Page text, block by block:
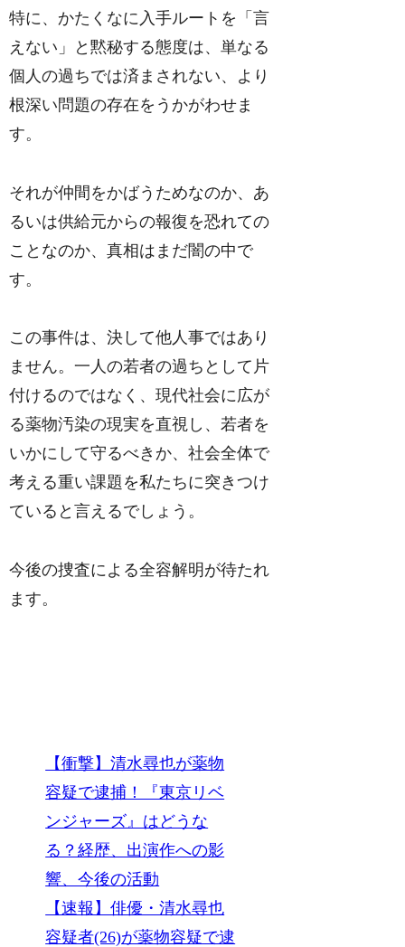
特に、かたくなに入手ルートを「言
えない」と黙秘する態度は、単なる
個人の過ちでは済まされない、より
根深い問題の存在をうかがわせま
す。
それが仲間をかばうためなのか、あ
るいは供給元からの報復を恐れての
ことなのか、真相はまだ闇の中で
す。
この事件は、決して他人事ではあり
ません。一人の若者の過ちとして片
付けるのではなく、現代社会に広が
る薬物汚染の現実を直視し、若者を
いかにして守るべきか、社会全体で
考える重い課題を私たちに突きつけ
ていると言えるでしょう。
今後の捜査による全容解明が待たれ
ます。
【衝撃】清水尋也が薬物
容疑で逮捕！『東京リベ
ンジャーズ』はどうな
る？経歴、出演作への影
響、今後の活動
【速報】俳優・清水尋也
容疑者(26)が薬物容疑で逮